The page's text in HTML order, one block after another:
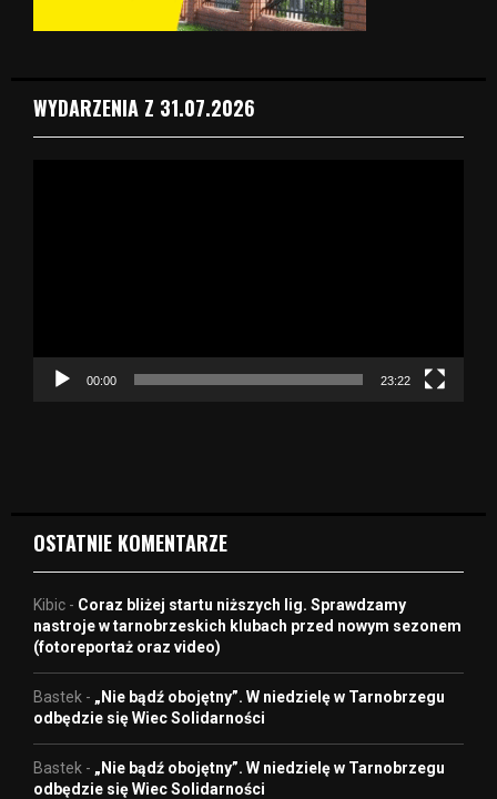
WYDARZENIA Z 31.07.2026
c
00:00 23:22
OSTATNIE KOMENTARZE
Kibic - Coraz bliżej startu niższych lig. Sprawdzamy
nastroje w tarnobrzeskich klubach przed nowym sezonem
(fotoreportaż oraz video)
Bastek - „Nie bądź obojętny”. W niedzielę w Tarnobrzegu
odbędzie się Wiec Solidarności
Bastek - „Nie bądź obojętny”. W niedzielę w Tarnobrzegu
odbędzie się Wiec Solidarności